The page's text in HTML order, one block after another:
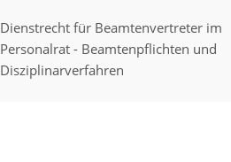
Dienstrecht für Beamtenvertreter im
Personalrat - Beamtenpflichten und
Disziplinarverfahren